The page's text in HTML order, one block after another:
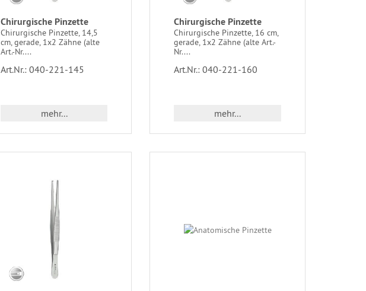
Chirurgische Pinzette
Chirurgische Pinzette, 14,5
cm, gerade, 1x2 Zähne (alte
Art.-Nr....
Art.Nr.: 040-221-145
mehr...
Chirurgische Pinzette
Chirurgische Pinzette, 16 cm,
gerade, 1x2 Zähne (alte Art.-
Nr....
Art.Nr.: 040-221-160
mehr...